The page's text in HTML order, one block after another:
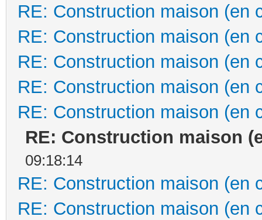
RE: Construction maison (en
RE: Construction maison (en
RE: Construction maison (en
RE: Construction maison (en
RE: Construction maison (en
RE: Construction maison
09:18:14
RE: Construction maison (en
RE: Construction maison (en